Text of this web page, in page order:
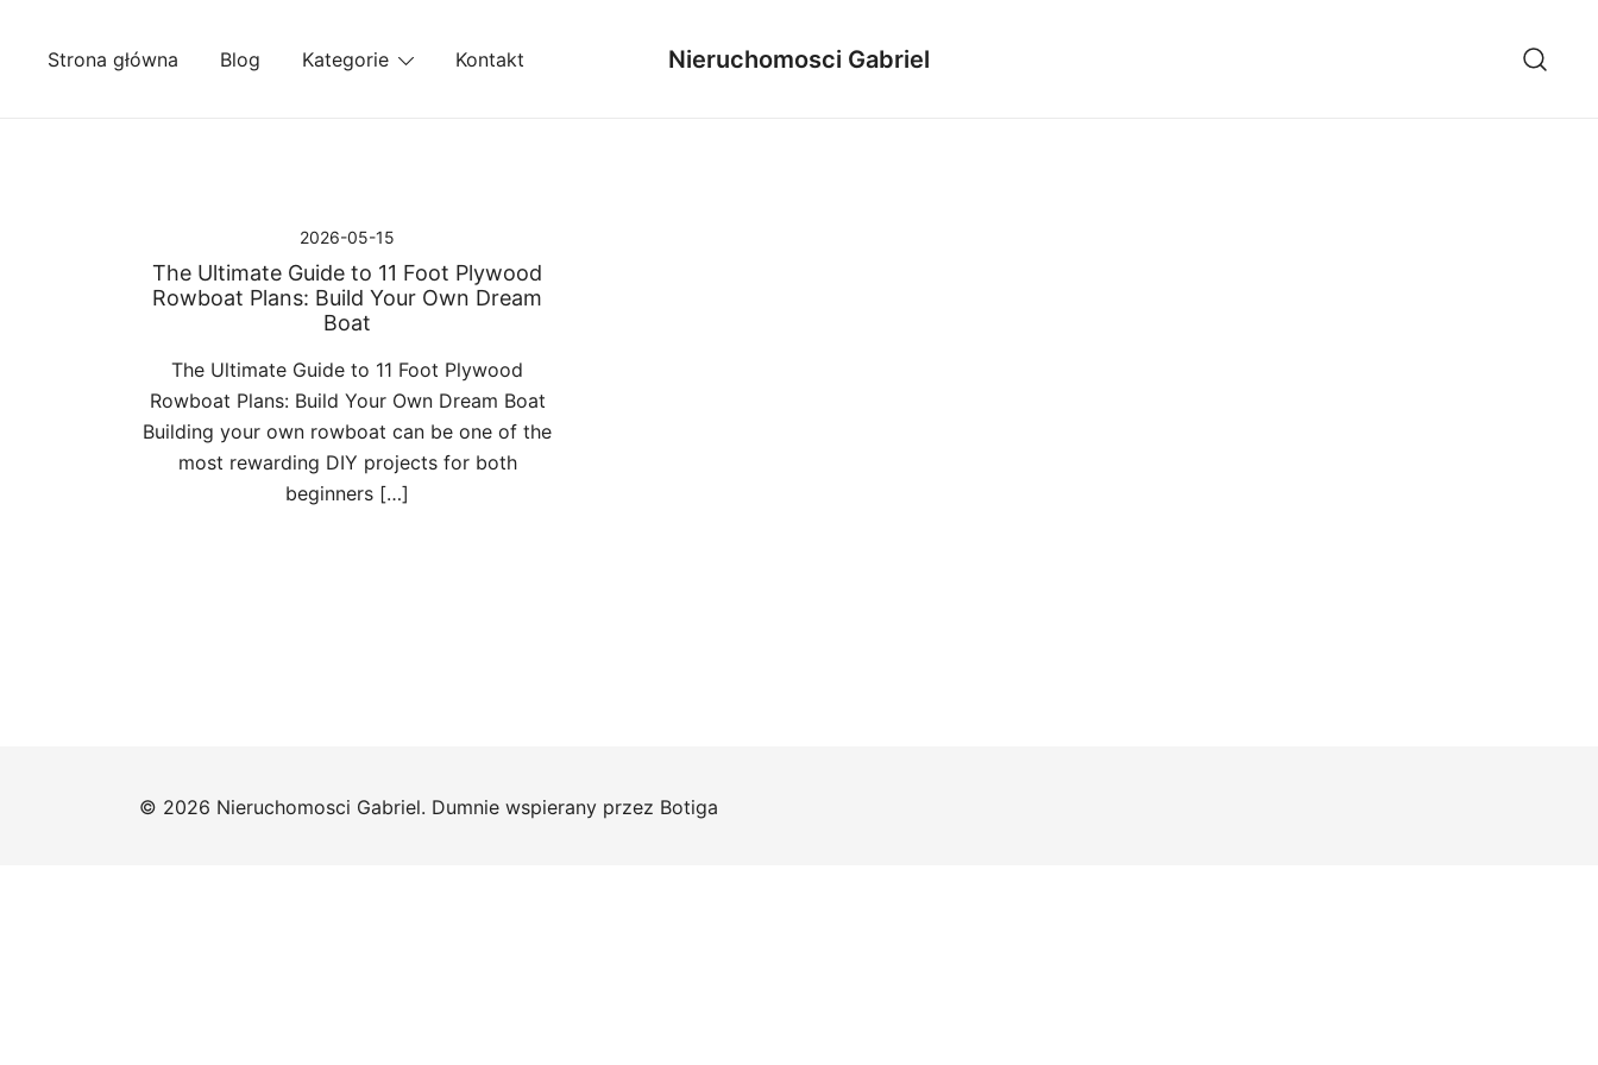
Strona główna Blog Kategorie Kontakt Nieruchomosci Gabriel
2026-05-15
The Ultimate Guide to 11 Foot Plywood
Rowboat Plans: Build Your Own Dream
Boat
The Ultimate Guide to 11 Foot Plywood
Rowboat Plans: Build Your Own Dream Boat
Building your own rowboat can be one of the
most rewarding DIY projects for both
beginners […]
© 2026 Nieruchomosci Gabriel. Dumnie wspierany przez Botiga